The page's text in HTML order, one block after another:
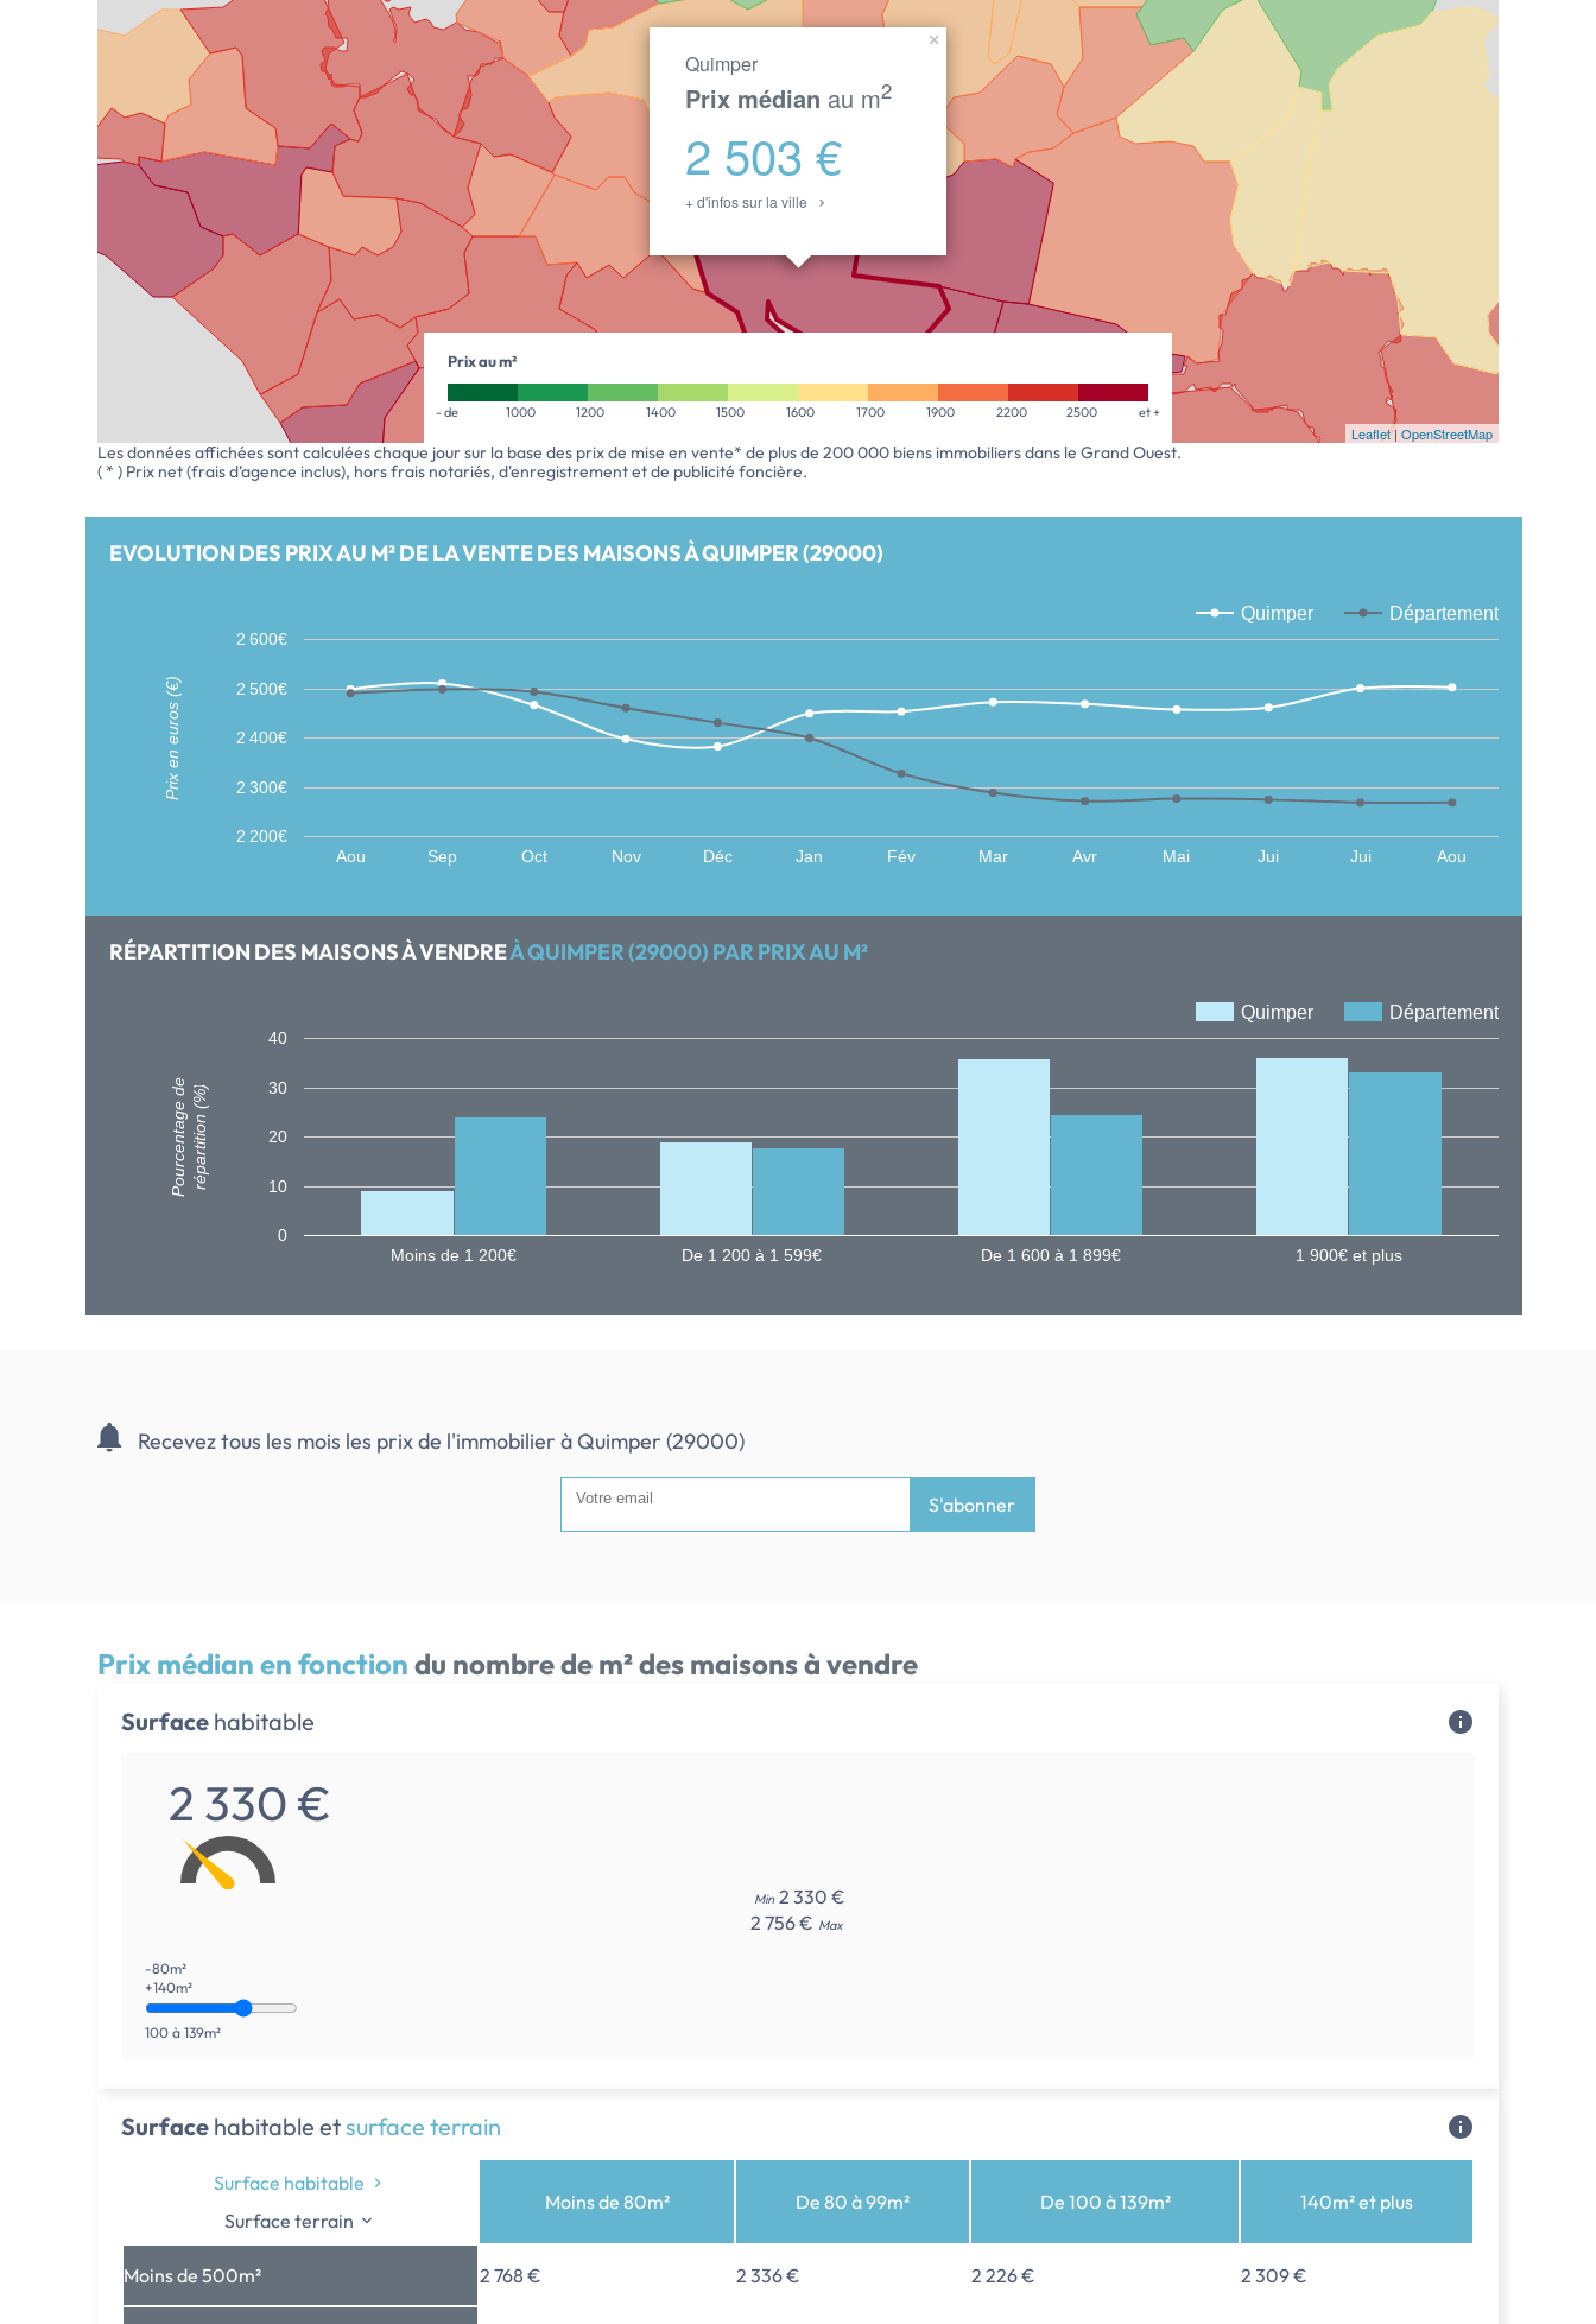
Quimper
Prix médian au m2
2 503 €
+ d'infos sur la ville
×
Leaflet| OpenStreetMap
Prix au m²
- de 1000 1200 1400 1500 1600 1700 1900 2200 2500 et +
Les données affichées sont calculées chaque jour sur la base des prix de mise en vente* de plus de 200 000 biens immobiliers dans le Grand Ouest.
( * ) Prix net (frais d’agence inclus), hors frais notariés, d'enregistrement et de publicité foncière.
EVOLUTION DES PRIX AU M² DE LA VENTE DES MAISONS À QUIMPER (29000)
Quimper Département
Aou Sep Oct Nov Déc Jan Fév Mar Avr Mai Jui Jui Aou
2 200€
2 300€
2 400€
2 500€
2 600€
Prix en euros (€)
RÉPARTITION DES MAISONS À VENDREÀ QUIMPER (29000) PAR PRIX AU M²
Quimper Département
Moins de 1 200€ De 1 200 à 1 599€ De 1 600 à 1 899€ 1 900€ et plus
0
10
20
30
40
Pourcentage derépartition (%)
Recevez tous les mois les prix de l'immobilier à Quimper (29000)
S'abonner
Prix médian en fonction du nombre de m² des maisons à vendre
Surface habitable
2 330 €
Min 2 330 €
2 756 € Max
-80m²
+140m²
100 à 139m²
Surface habitable etsurface terrain
Surface habitable
Surface terrain
Moins de 80m² De 80 à 99m² De 100 à 139m² 140m² et plus
Moins de 500m² 2 768 € 2 336 € 2 226 € 2 309 €